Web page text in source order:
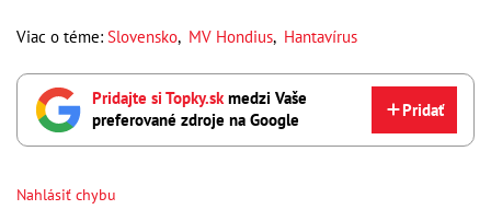
Viac o téme: Slovensko, MV Hondius, Hantavírus
Pridajte si Topky.skmedzi Vaše
preferované zdroje na Google
Pridať
Nahlásiť chybu